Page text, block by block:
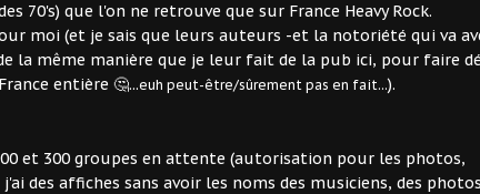
70's) que l'on ne retrouve que sur France Heavy Rock.
moi (et je sais que leurs auteurs -et la notoriété qui va
la même manière que je leur fait de la pub ici, pour faire
entière 🤔...euh peut-être/sûrement pas en fait...).
et 300 groupes en attente (autorisation pour les photos,
des affiches sans avoir les noms des musiciens, des